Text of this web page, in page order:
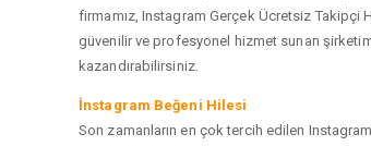
firmamız, Instagram Gerçek Ücretsiz Takipçi
güvenilir ve profesyonel hizmet sunan
kazandırabilirsiniz.
İnstagram Beğeni Hilesi
Son zamanların en çok tercih edilen